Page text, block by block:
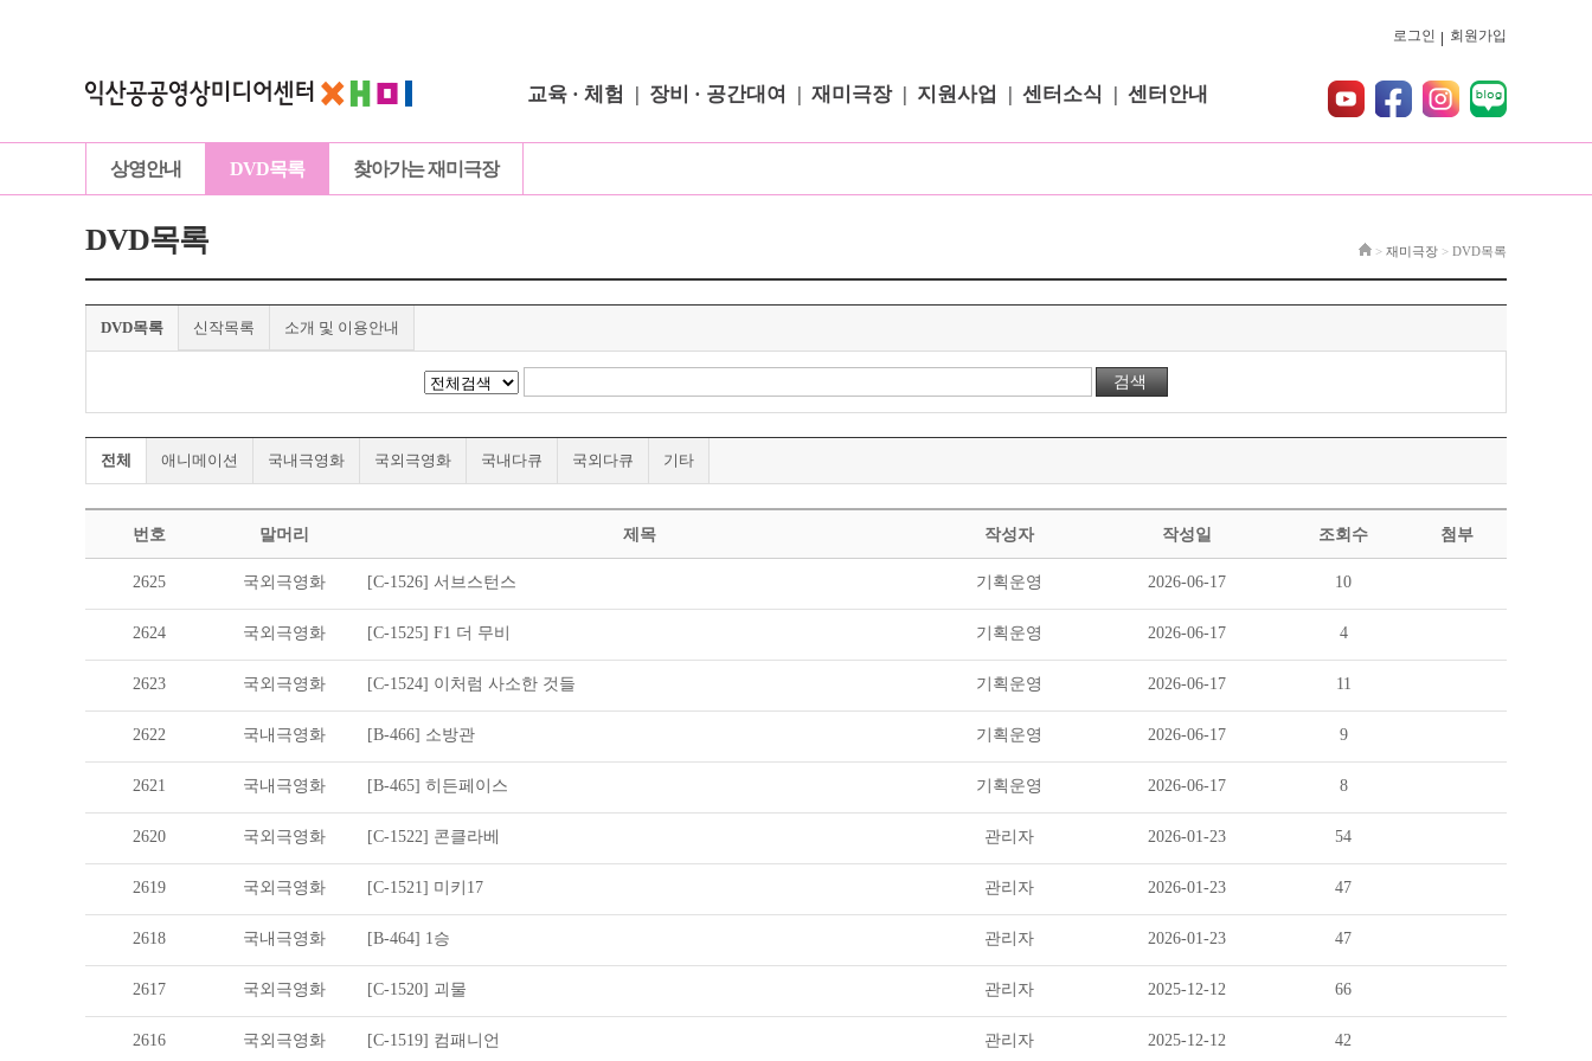
로그인 회원가입
교육 · 체험 장비 · 공간대여 재미극장 지원사업 센터소식 센터안내
상영안내 DVD목록 찾아가는 재미극장
DVD목록 > 재미극장 > DVD목록
DVD목록 신작목록 소개 및 이용안내
전체 애니메이션 국내극영화 국외극영화 국내다큐 국외다큐 기타
번호 말머리 제목 작성자 작성일 조회수 첨부
2625 국외극영화 [C-1526] 서브스턴스 기획운영 2026-06-17 10
2624 국외극영화 [C-1525] F1 더 무비 기획운영 2026-06-17 4
2623 국외극영화 [C-1524] 이처럼 사소한 것들 기획운영 2026-06-17 11
2622 국내극영화 [B-466] 소방관 기획운영 2026-06-17 9
2621 국내극영화 [B-465] 히든페이스 기획운영 2026-06-17 8
2620 국외극영화 [C-1522] 콘클라베 관리자 2026-01-23 54
2619 국외극영화 [C-1521] 미키17 관리자 2026-01-23 47
2618 국내극영화 [B-464] 1승 관리자 2026-01-23 47
2617 국외극영화 [C-1520] 괴물 관리자 2025-12-12 66
2616 국외극영화 [C-1519] 컴패니언 관리자 2025-12-12 42